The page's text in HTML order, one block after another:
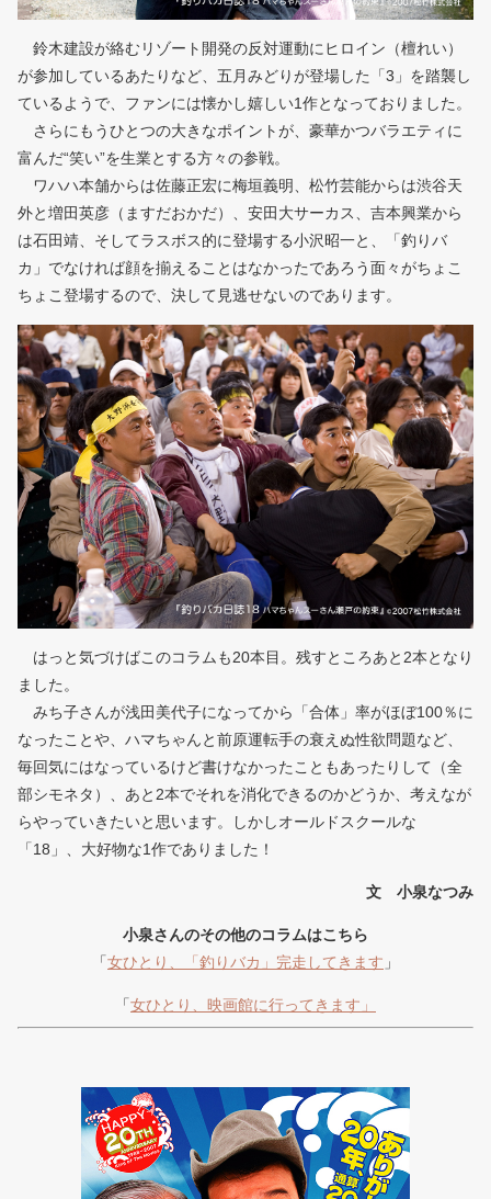
鈴木建設が絡むリゾート開発の反対運動にヒロイン（檀れい）
が参加しているあたりなど、五月みどりが登場した「3」を踏襲し
ているようで、ファンには懐かし嬉しい1作となっておりました。
さらにもうひとつの大きなポイントが、豪華かつバラエティに
富んだ“笑い”を生業とする方々の参戦。
ワハハ本舗からは佐藤正宏に梅垣義明、松竹芸能からは渋谷天
外と増田英彦（ますだおかだ）、安田大サーカス、吉本興業から
は石田靖、そしてラスボス的に登場する小沢昭一と、「釣りバ
カ」でなければ顔を揃えることはなかったであろう面々がちょこ
ちょこ登場するので、決して見逃せないのであります。
はっと気づけばこのコラムも20本目。残すところあと2本となり
ました。
みち子さんが浅田美代子になってから「合体」率がほぼ100％に
なったことや、ハマちゃんと前原運転手の衰えぬ性欲問題など、
毎回気にはなっているけど書けなかったこともあったりして（全
部シモネタ）、あと2本でそれを消化できるのかどうか、考えなが
らやっていきたいと思います。しかしオールドスクールな
「18」、大好物な1作でありました！
文 小泉なつみ
小泉さんのその他のコラムはこちら
「女ひとり、「釣りバカ」完走してきます 」
「女ひとり、映画館に行ってきます」